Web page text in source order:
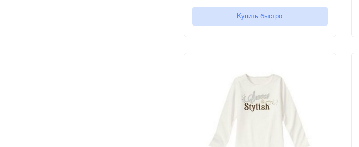
Купить быстро